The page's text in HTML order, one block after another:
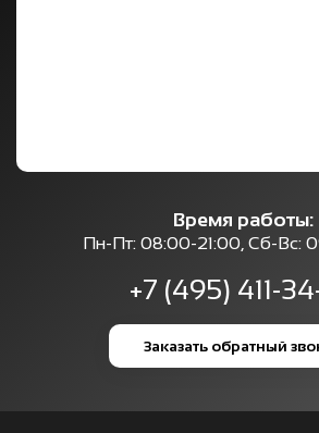
Время работы:
Пн-Пт: 08:00-21:00, Сб-Вс:
+7 (495) 411-
Заказать обратный